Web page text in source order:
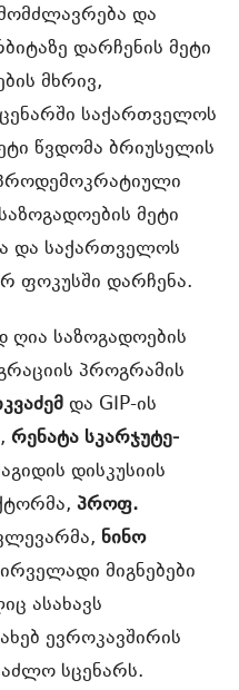
და
დარჩენის მეტი
მხრივ,
საქართველოს
წვდომა ბრიუსელის
მეტი
და საქართველოს
ფოკუსში დარჩენა.
ღია საზოგადოების
პროგრამის
და GIP-ის
რენატა სკარჯუტე-
დისკუსიის
პროფ.
ნინო
მიგნებები
ასახავს
ევროკავშირის
სცენარს.